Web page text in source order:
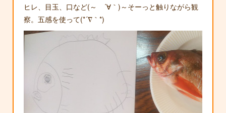
ヒレ、目玉、口など(～ ´∀｀)～そーっと触りながら観
察。五感を使って(*´∇｀*)